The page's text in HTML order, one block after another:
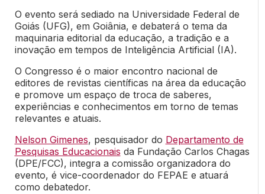
O evento será sediado na Universidade Federal de
Goiás (UFG), em Goiânia, e debaterá o tema da
maquinaria editorial da educação, a tradição e a
inovação em tempos de Inteligência Artificial (IA).
O Congresso é o maior encontro nacional de
editores de revistas científicas na área da educação
e promove um espaço de troca de saberes,
experiências e conhecimentos em torno de temas
relevantes e atuais.
Nelson Gimenes, pesquisador do Departamento de
Pesquisas Educacionais da Fundação Carlos Chagas
(DPE/FCC), integra a comissão organizadora do
evento, é vice-coordenador do FEPAE e atuará
como debatedor.